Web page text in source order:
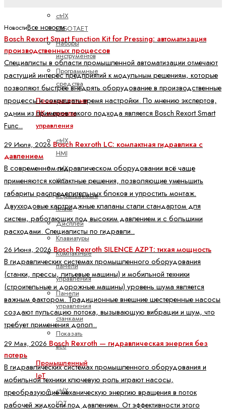
ctrlX
РАБОТАЕТ
Наборы
инструментов
Программные
средства
Промышленные
ПК и панели
управления
ctrlX
HMI
ctrlX
IPC
встраиваемые
платы
Дисплей
Клавиатуры
Компактные
панели
управления
Панели
управления
станками
Показать
все
Промышленный
IoT
ctrlX
IOT
НовостиВсе новости
Bosch Rexort Smart Function Kit for Pressing: автоматизация
производственных процессов
Специалисты в области промышленной автоматизации отмечают
растущий интерес предприятий к модульным решениям, которые
позволяют быстрее внедрять оборудование в производственные
процессы и сокращать время настройки. По мнению экспертов,
одним из примеров такого подхода является Bosch Rexort Smart
Func..
29 Июля, 2026 Bosch Rexroth LC: компактная гидравлика с
давлением
В современном гидравлическом оборудовании всё чаще
применяются компактные решения, позволяющие уменьшить
габариты распределительных блоков и упростить монтаж.
Двухходовые картриджные клапаны стали стандартом для
систем, работающих под высоким давлением и с большими
расходами. Специалисты по гидравли..
26 Июня, 2026 Bosch Rexroth SILENCE AZPT: тихая мощность
В гидравлических системах промышленного оборудования
(станки, прессы, литьевые машины) и мобильной техники
(строительные и дорожные машины) уровень шума является
важным фактором. Традиционные внешние шестеренные насосы
создают пульсацию потока, вызывающую вибрации и шум, что
требует применения допол..
29 Мая, 2026 Bosch Rexroth — гидравлическая энергия без
потерь
В гидравлических системах промышленного оборудования и
мобильной техники ключевую роль играют насосы,
преобразующие механическую энергию вращения в поток
рабочей жидкости под давлением. От эффективности этого